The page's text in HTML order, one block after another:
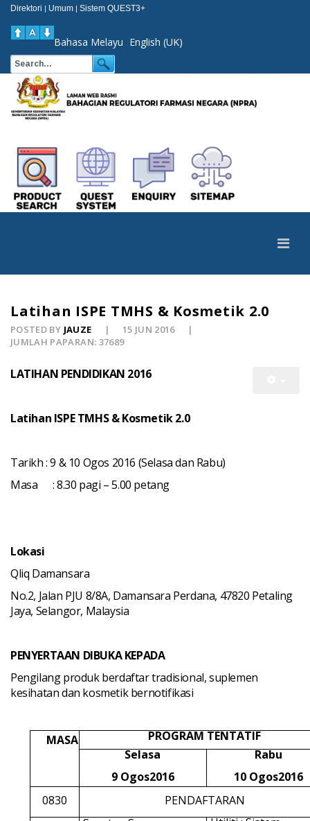
Direktori | Umum | Sistem QUEST3+
Bahasa Melayu English (UK)
Latihan ISPE TMHS & Kosmetik 2.0
POSTED BY JAUZE
15 JUN 2016
JUMLAH PAPARAN: 37689
LATIHAN PENDIDIKAN 2016
Latihan ISPE TMHS & Kosmetik 2.0
Tarikh : 9 & 10 Ogos 2016 (Selasa dan Rabu)
Masa
: 8.30 pagi – 5.00 petang
Lokasi
Qliq Damansara
No.2, Jalan PJU 8/8A, Damansara Perdana, 47820 Petaling
Jaya, Selangor, Malaysia
PENYERTAAN DIBUKA KEPADA
Pengilang produk berdaftar tradisional, suplemen
kesihatan dan kosmetik bernotifikasi
MASA PROGRAMTENTATIF
Selasa
9 Ogos2016
Rabu
10 Ogos2016
0830
PENDAFTARAN